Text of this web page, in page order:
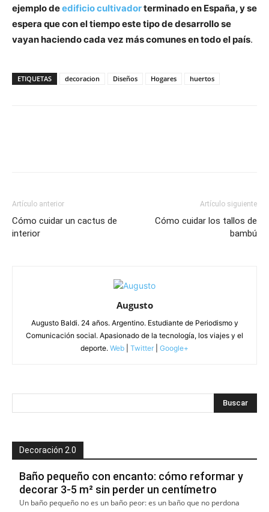
ejemplo deedificio cultivadorterminado en España, y se
espera que con el tiempo este tipo de desarrollo se
vayan haciendo cada vez más comunes en todo el país.
ETIQUETAS decoracion Diseños Hogares huertos
Artículo anterior
Cómo cuidar un cactus de
interior
Artículo siguiente
Cómo cuidar los tallos de
bambú
Augusto
Augusto Baldi. 24 años. Argentino. Estudiante de Periodismo y
Comunicación social. Apasionado de la tecnología, los viajes y el
deporte. Web Twitter Google+
Decoración 2.0
Baño pequeño con encanto: cómo reformar y
decorar 3-5 m² sin perder un centímetro
Un baño pequeño no es un baño peor: es un baño que no perdona